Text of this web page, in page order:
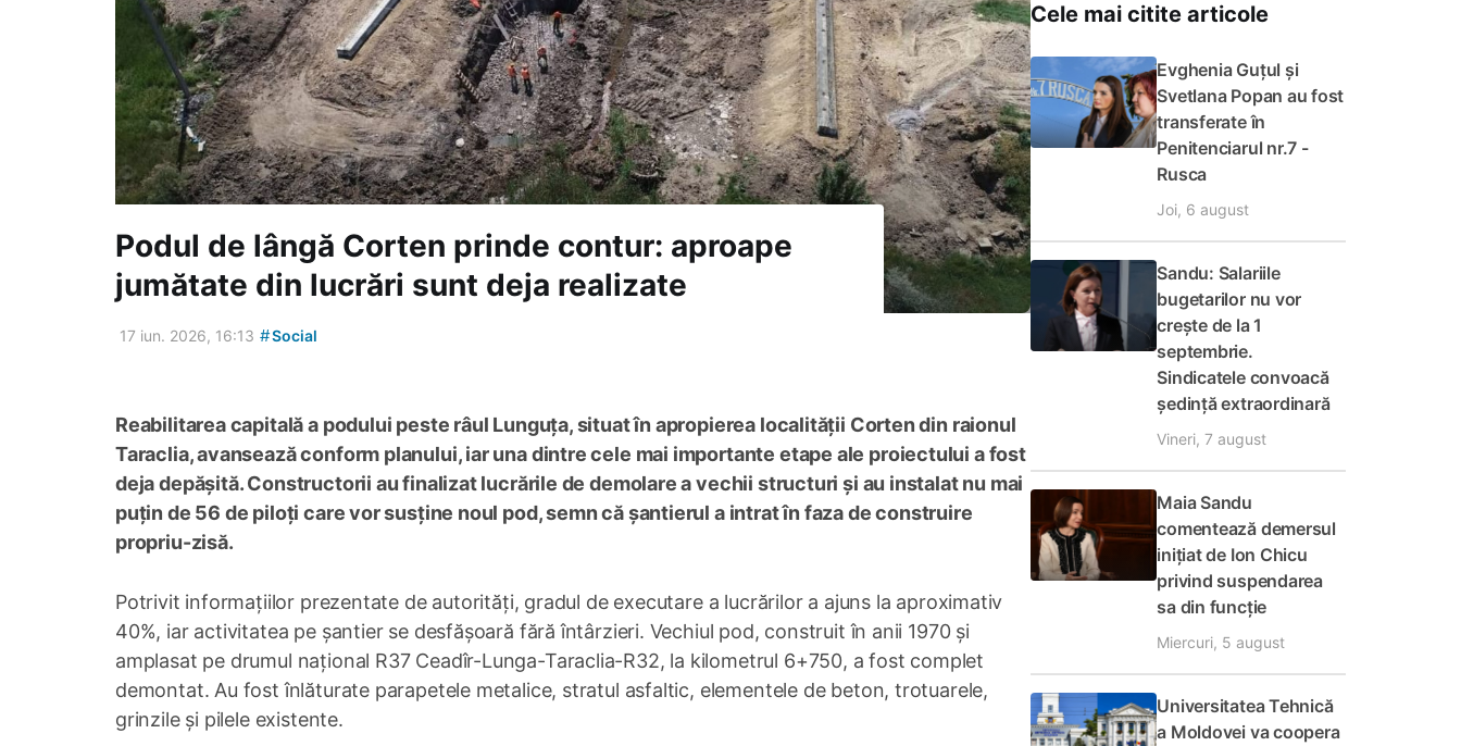
Podul de lângă Corten prinde contur: aproape
jumătate din lucrări sunt deja realizate
17 iun. 2026, 16:13 #Social
Reabilitarea capitală a podului peste râul Lunguța, situat în apropierea localității Corten din raionul
Taraclia, avansează conform planului, iar una dintre cele mai importante etape ale proiectului a fost
deja depășită. Constructorii au finalizat lucrările de demolare a vechii structuri și au instalat nu mai
puțin de 56 de piloți care vor susține noul pod, semn că șantierul a intrat în faza de construire
propriu-zisă.
Potrivit informațiilor prezentate de autorități, gradul de executare a lucrărilor a ajuns la aproximativ
40%, iar activitatea pe șantier se desfășoară fără întârzieri. Vechiul pod, construit în anii 1970 și
amplasat pe drumul național R37 Ceadîr-Lunga-Taraclia-R32, la kilometrul 6+750, a fost complet
demontat. Au fost înlăturate parapetele metalice, stratul asfaltic, elementele de beton, trotuarele,
grinzile și pilele existente.
Cele mai citite articole
Evghenia Guțul și
Svetlana Popan au fost
transferate în
Penitenciarul nr.7 -
Rusca
Joi, 6 august
Sandu: Salariile
bugetarilor nu vor
crește de la 1
septembrie.
Sindicatele convoacă
ședință extraordinară
Vineri, 7 august
Maia Sandu
comentează demersul
inițiat de Ion Chicu
privind suspendarea
sa din funcție
Miercuri, 5 august
Universitatea Tehnică
a Moldovei va coopera